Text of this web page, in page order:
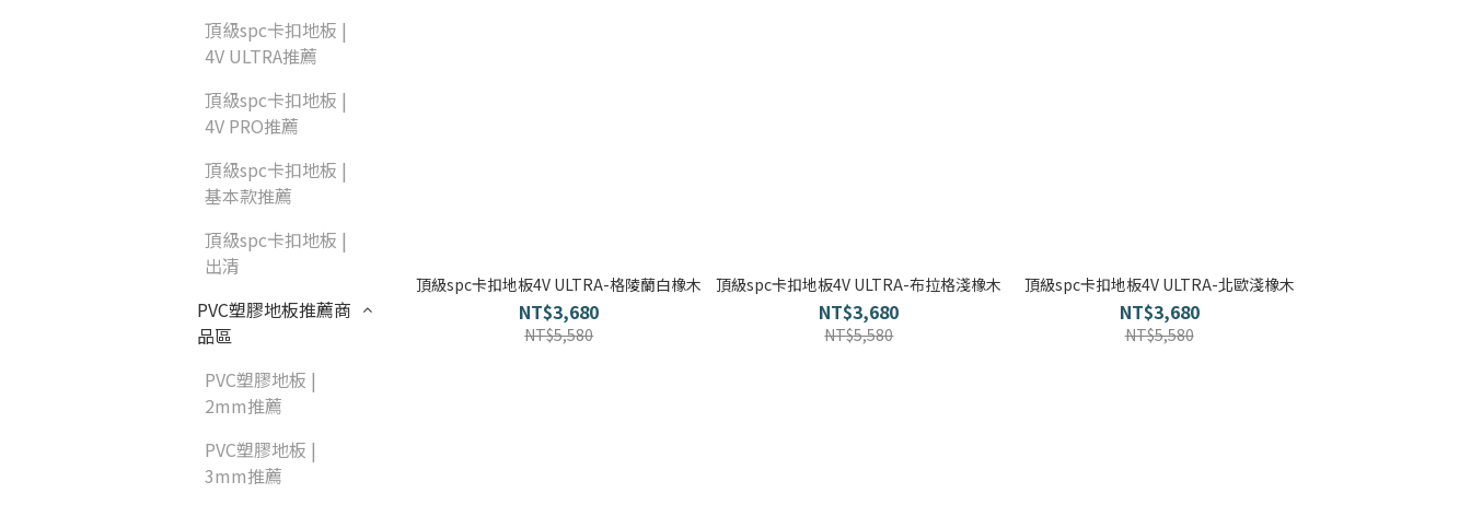
頂級spc卡扣地板 |
4V ULTRA推薦
頂級spc卡扣地板 |
4V PRO推薦
頂級spc卡扣地板 |
基本款推薦
頂級spc卡扣地板 |
出清
PVC塑膠地板推薦商
品區
PVC塑膠地板 |
2mm推薦
PVC塑膠地板 |
3mm推薦
頂級spc卡扣地板4V ULTRA-格陵蘭白橡木
NT$3,680
NT$5,580
頂級spc卡扣地板4V ULTRA-布拉格淺橡木
NT$3,680
NT$5,580
頂級spc卡扣地板4V ULTRA-北歐淺橡木
NT$3,680
NT$5,580